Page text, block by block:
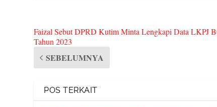
Faizal Sebut DPRD Kutim Minta Lengkapi Data LKPJ
Tahun 2023
SEBELUMNYA
POS TERKAIT